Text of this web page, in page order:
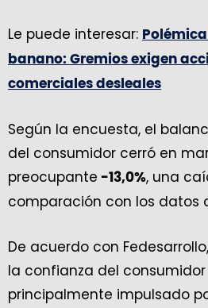
Le puede interesar:
banano: Gremios exigen
comerciales desleales
Según la encuesta, el
del consumidor cerró en
preocupante -13,0%, una
comparación con los datos
De acuerdo con
la confianza del
principalmente impulsado